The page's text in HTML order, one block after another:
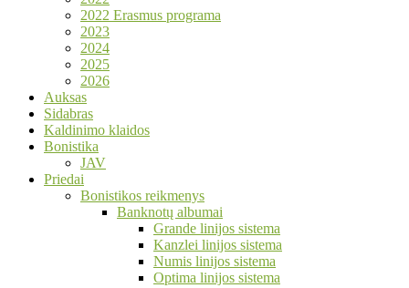
2022 Erasmus programa
2023
2024
2025
2026
Auksas
Sidabras
Kaldinimo klaidos
Bonistika
JAV
Priedai
Bonistikos reikmenys
Banknotų albumai
Grande linijos sistema
Kanzlei linijos sistema
Numis linijos sistema
Optima linijos sistema